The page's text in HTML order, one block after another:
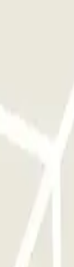
vrije plaats.